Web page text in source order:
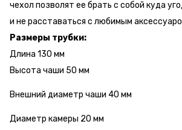
чехол позволят ее брать с собой куда
и не расставаться с любимым
Размеры трубки:
Длина 130 мм
Высота чаши 50 мм
Внешний диаметр чаши 40 мм
Диаметр камеры 20 мм